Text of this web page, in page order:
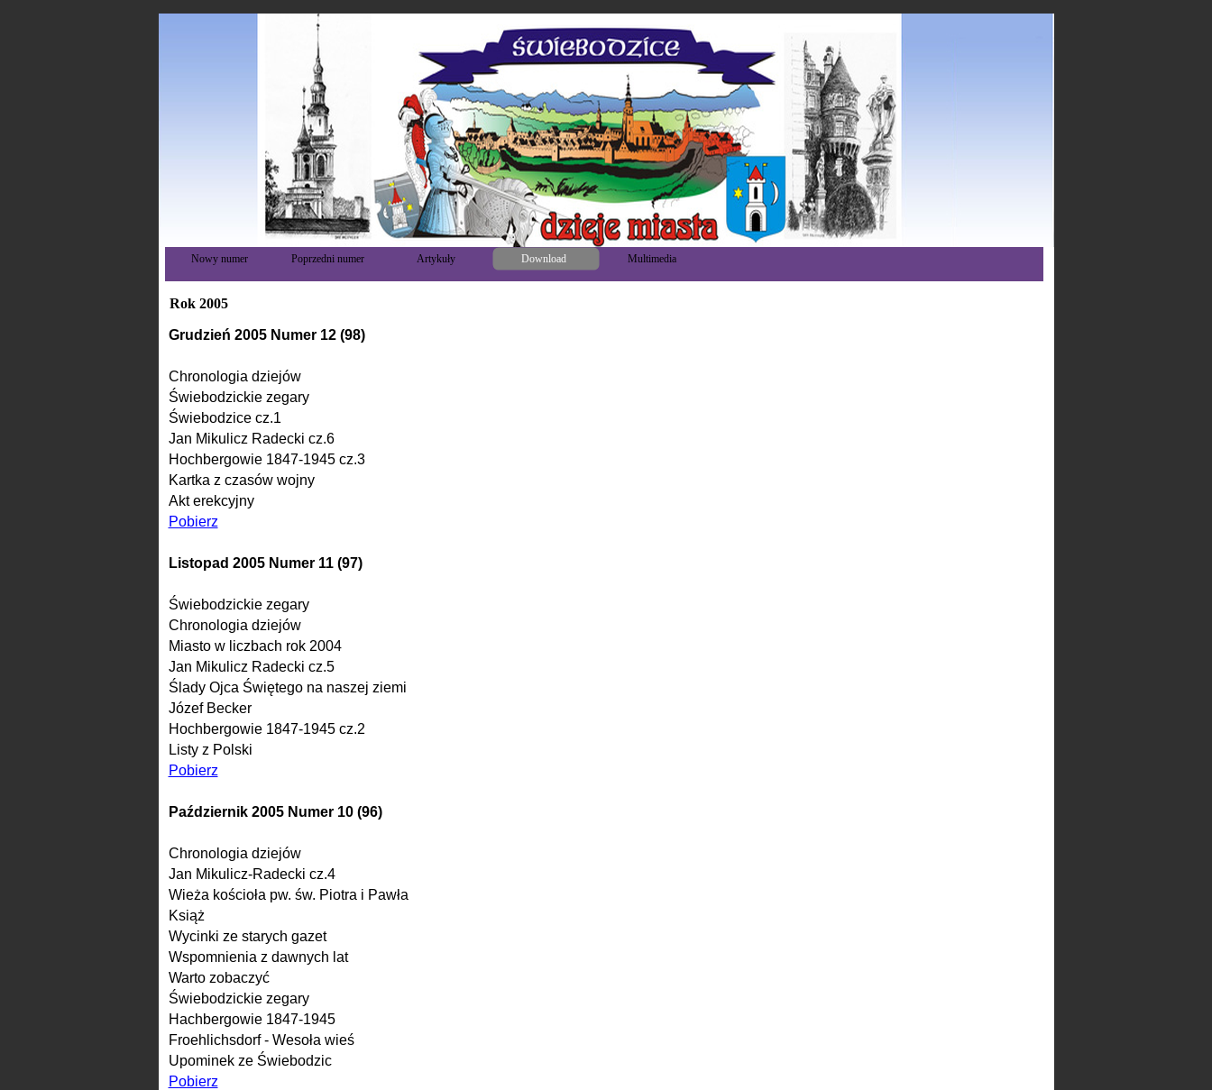
Nowy numer Poprzedni numer Artykuły Download Multimedia
Rok 2005
Grudzień 2005 Numer 12 (98)
Chronologia dziejów
Świebodzickie zegary
Świebodzice cz.1
Jan Mikulicz Radecki cz.6
Hochbergowie 1847-1945 cz.3
Kartka z czasów wojny
Akt erekcyjny
Pobierz
Listopad 2005 Numer 11 (97)
Świebodzickie zegary
Chronologia dziejów
Miasto w liczbach rok 2004
Jan Mikulicz Radecki cz.5
Ślady Ojca Świętego na naszej ziemi
Józef Becker
Hochbergowie 1847-1945 cz.2
Listy z Polski
Pobierz
Październik 2005 Numer 10 (96)
Chronologia dziejów
Jan Mikulicz-Radecki cz.4
Wieża kościoła pw. św. Piotra i Pawła
Książ
Wycinki ze starych gazet
Wspomnienia z dawnych lat
Warto zobaczyć
Świebodzickie zegary
Hachbergowie 1847-1945
Froehlichsdorf - Wesoła wieś
Upominek ze Świebodzic
Pobierz